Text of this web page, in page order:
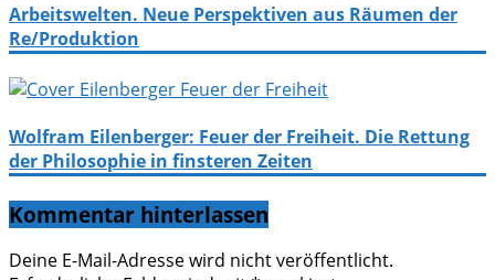
Arbeitswelten. Neue Perspektiven aus Räumen der
Re/Produktion
Wolfram Eilenberger: Feuer der Freiheit. Die Rettung
der Philosophie in finsteren Zeiten
Kommentar hinterlassen
Deine E-Mail-Adresse wird nicht veröffentlicht.